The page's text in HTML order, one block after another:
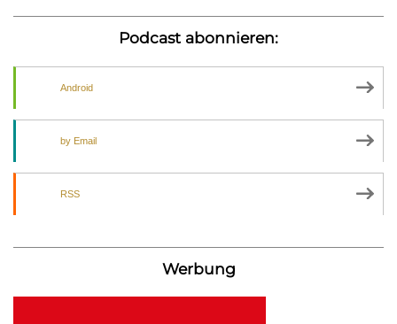
Podcast abonnieren:
Android
by Email
RSS
Werbung